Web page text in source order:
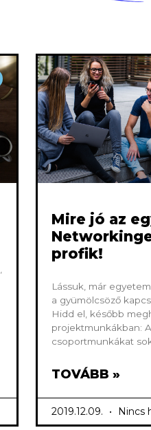
Mire jó az
profik!
Lássuk, már
a gyümölcsöző
Hidd el, később
projektmunkákban:
csoportmunkákat
TOVÁBB »
2019.12.09. Nincs